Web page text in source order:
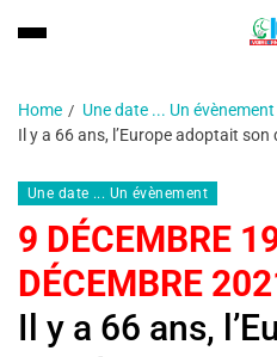
Home
Une date ... Un évènement
Il y a 66 ans, l’Europe adoptait
Une date ... Un évènement
9 DÉCEMBRE
DÉCEMBRE
Il y a 66 ans,